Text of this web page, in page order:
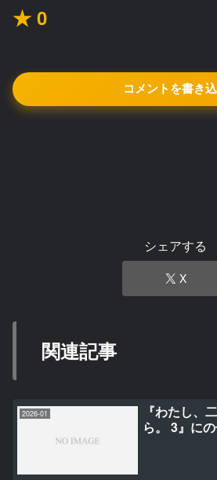
★ 0
コメントを書き
シェアする
X
関連記事
2026-01
『わたし、
ら。 3』に